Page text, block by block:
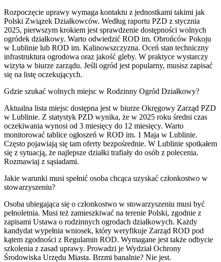
Rozpoczęcie uprawy wymaga kontaktu z jednostkami takimi jak
Polski Związek Działkowców. Według raportu PZD z stycznia
2025, pierwszym krokiem jest sprawdzenie dostępności wolnych
ogródek działkowy. Warto odwiedzić ROD im. Obrońców Pokoju
w Lublinie lub ROD im. Kalinowszczyzna. Oceń stan techniczny
infrastruktura ogrodowa oraz jakość gleby. W praktyce wystarczy
wizyta w biurze zarządu. Jeśli ogród jest popularny, musisz zapisać
się na listę oczekujących.
Gdzie szukać wolnych miejsc w Rodzinny Ogród Działkowy?
Aktualna lista miejsc dostępna jest w biurze Okręgowy Zarząd PZD
w Lublinie. Z statystyk PZD wynika, że w 2025 roku średni czas
oczekiwania wynosi od 3 miesięcy do 12 miesięcy. Warto
monitorować tablice ogłoszeń w ROD im. 1 Maja w Lublinie.
Często pojawiają się tam oferty bezpośrednie. W Lublinie spotkałem
się z sytuacją, że najlepsze działki trafiały do osób z polecenia.
Rozmawiaj z sąsiadami.
Jakie warunki musi spełnić osoba chcąca uzyskać członkostwo w
stowarzyszeniu?
Osoba ubiegająca się o członkostwo w stowarzyszeniu musi być
pełnoletnia. Musi też zamieszkiwać na terenie Polski, zgodnie z
zapisami Ustawa o rodzinnych ogrodach działkowych. Każdy
kandydat wypełnia wniosek, który weryfikuje Zarząd ROD pod
kątem zgodności z Regulamin ROD. Wymagane jest także odbycie
szkolenia z zasad uprawy. Prowadzi je Wydział Ochrony
Środowiska Urzędu Miasta. Brzmi banalnie? Nie jest.